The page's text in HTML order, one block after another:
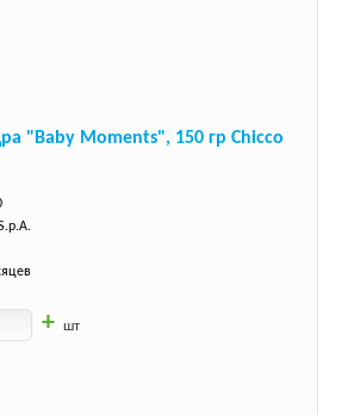
"Baby Moments", 150 гр Chicco
+ шт